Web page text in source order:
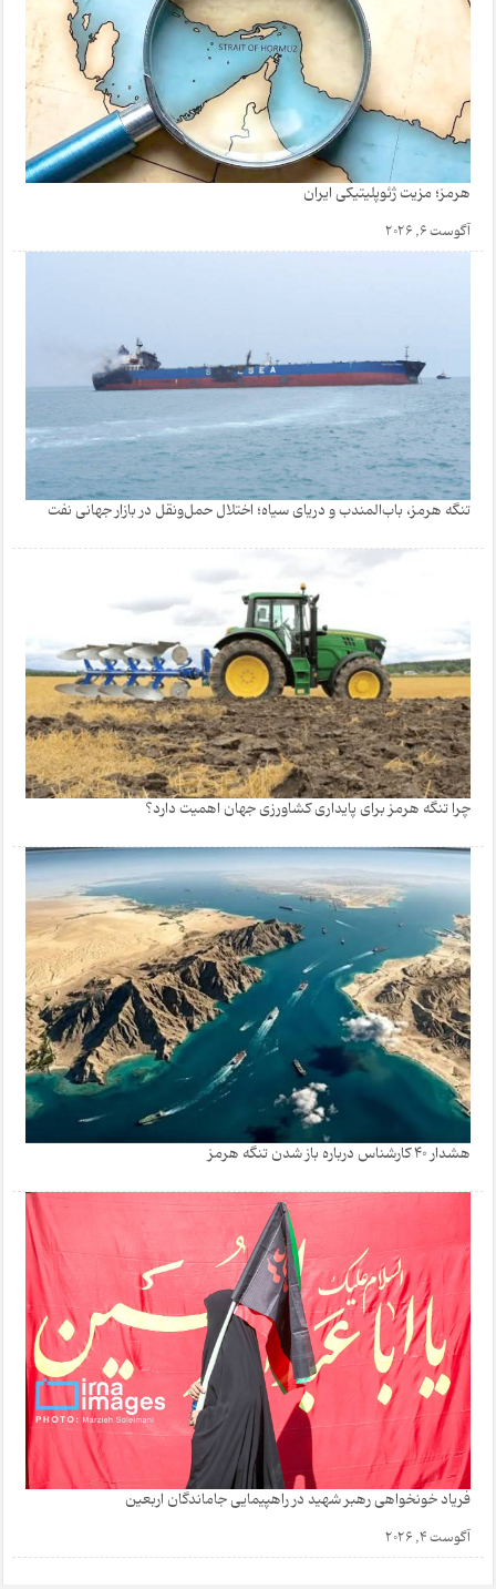
هرمز؛ مزیت ژئوپلیتیکی ایران
آگوست 6, 2026
تنگه هرمز، باب‌المندب و دریای سیاه؛ اختلال حمل‌ونقل در بازار جهانی نفت
چرا تنگه هرمز برای پایداری کشاورزی جهان اهمیت دارد؟
هشدار 40 کارشناس درباره باز شدن تنگه هرمز
فریاد خونخواهی رهبر شهید در راهپیمایی جاماندگان اربعین
آگوست 4, 2026